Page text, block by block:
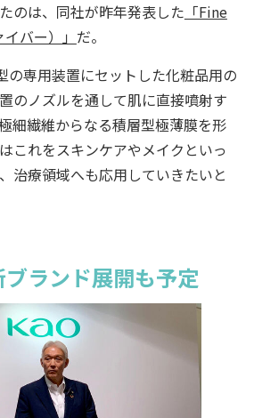
のは、同社が昨年発表した 「Fine
バー）」 だ。
専用装置にセットした化粧品用の
のノズルを通して肌に直接噴射す
細繊維からなる積層型極薄膜を形
これをスキンケアやメイクといっ
治療領域へも応用していきたいと
ランド展開も予定